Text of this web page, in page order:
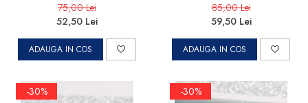
75,00 Lei
52,50 Lei
ADAUGA IN COS
85,00 Lei
59,50 Lei
ADAUGA IN COS
-30% -30%